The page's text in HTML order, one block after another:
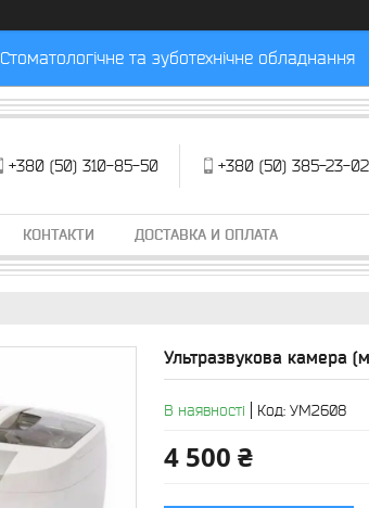
Стоматологічне та зуботехнічне обладнання
+380 (50) 310-85-50 +380 (50) 385-23-02
КОНТАКТИ ДОСТАВКА И ОПЛАТА
Ультразвукова камера
В наявності Код: УМ2608
4 500 ₴